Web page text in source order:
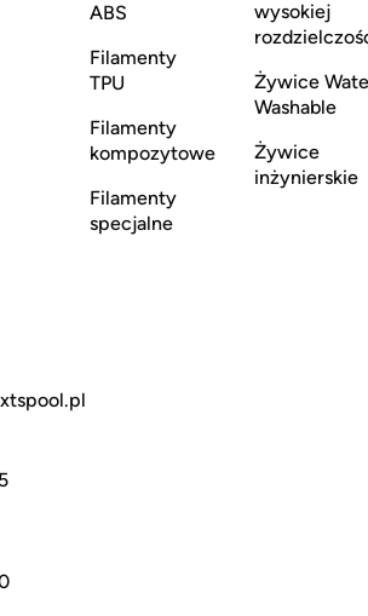
ABS
Filamenty
TPU
Filamenty
kompozytowe
Filamenty
specjalne
wysokiej
Żywice
Washable
Żywice
inżynierskie